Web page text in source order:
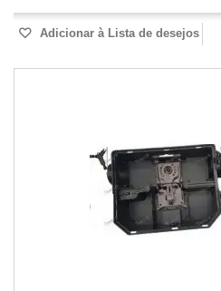
Adicionar à Lista de desejos